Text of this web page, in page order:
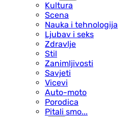
Kultura
Scena
Nauka i tehnologija
Ljubav i seks
Zdravlje
Stil
Zanimljivosti
Savjeti
Vicevi
Auto-moto
Porodica
Pitali smo...